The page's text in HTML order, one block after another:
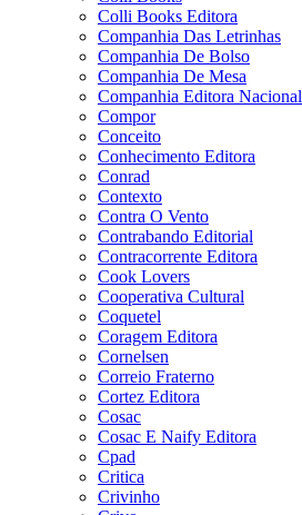
Colli Books Editora
Companhia Das Letrinhas
Companhia De Bolso
Companhia De Mesa
Companhia Editora Nacional
Compor
Conceito
Conhecimento Editora
Conrad
Contexto
Contra O Vento
Contrabando Editorial
Contracorrente Editora
Cook Lovers
Cooperativa Cultural
Coquetel
Coragem Editora
Cornelsen
Correio Fraterno
Cortez Editora
Cosac
Cosac E Naify Editora
Cpad
Critica
Crivinho